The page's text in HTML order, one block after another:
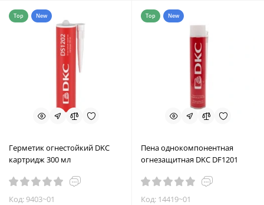
Top New
Герметик огнестойкий DKC
картридж 300 мл
Код: 9403~01
Top New
Пена однокомпонентная
огнезащитная DKC DF1201
Код: 14419~01